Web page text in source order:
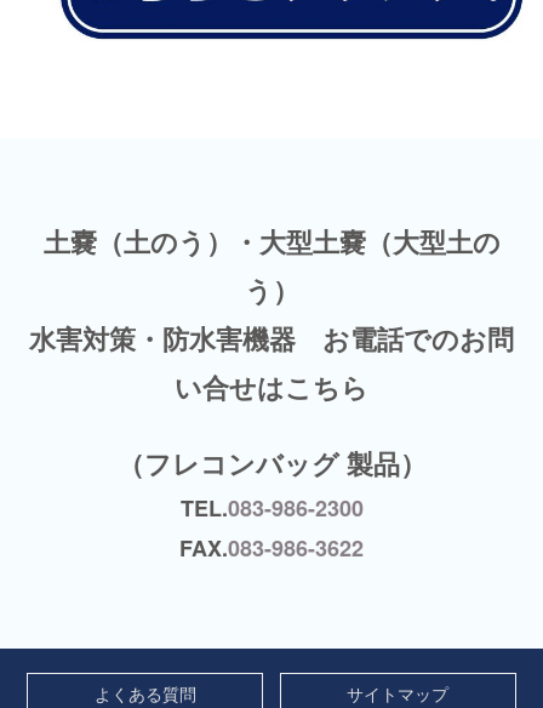
土嚢（土のう）・大型土嚢（大型土の
う）
水害対策・防水害機器 お電話でのお問
い合せはこちら
（フレコンバッグ 製品）
TEL.083-986-2300
FAX.083-986-3622
よくある質問 サイトマップ